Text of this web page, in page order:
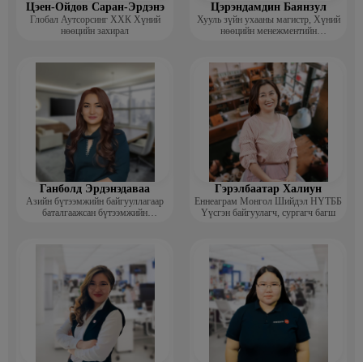
Цэен-Ойдов Саран-Эрдэнэ
Глобал Аутсорсинг ХХК Хүний
нөөцийн захирал
Цэрэндамдин Баянзул
Хууль зүйн ухааны магистр, Хүний
нөөцийн менежментийн
Ганболд Эрдэнэдаваа
Азийн бүтээмжийн байгууллагаар
баталгаажсан бүтээмжийн
Гэрэлбаатар Халиун
Еннеаграм Монгол Шийдэл НҮТББ
Үүсгэн байгуулагч, сургагч багш